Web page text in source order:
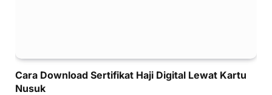
Cara Download Sertifikat Haji Digital Lewat Kartu
Nusuk